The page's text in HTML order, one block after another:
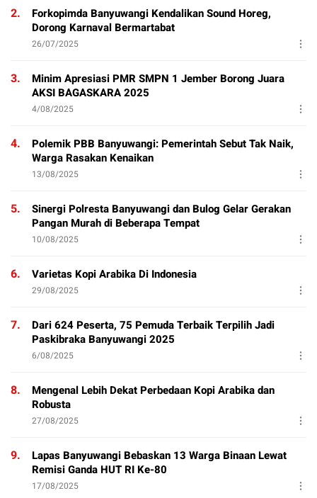
2.
Forkopimda Banyuwangi Kendalikan Sound Horeg,
Dorong Karnaval Bermartabat
26/07/2025
3.
Minim Apresiasi PMR SMPN 1 Jember Borong Juara
AKSI BAGASKARA 2025
4/08/2025
4.
Polemik PBB Banyuwangi: Pemerintah Sebut Tak Naik,
Warga Rasakan Kenaikan
13/08/2025
5.
Sinergi Polresta Banyuwangi dan Bulog Gelar Gerakan
Pangan Murah di Beberapa Tempat
10/08/2025
6. Varietas Kopi Arabika Di Indonesia
29/08/2025
7.
Dari 624 Peserta, 75 Pemuda Terbaik Terpilih Jadi
Paskibraka Banyuwangi 2025
6/08/2025
8.
Mengenal Lebih Dekat Perbedaan Kopi Arabika dan
Robusta
27/08/2025
9.
Lapas Banyuwangi Bebaskan 13 Warga Binaan Lewat
Remisi Ganda HUT RI Ke-80
17/08/2025